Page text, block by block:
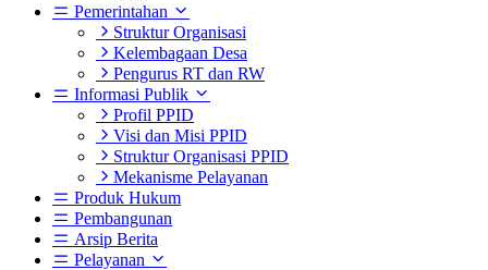
Pemerintahan
Struktur Organisasi
Kelembagaan Desa
Pengurus RT dan RW
Informasi Publik
Profil PPID
Visi dan Misi PPID
Struktur Organisasi PPID
Mekanisme Pelayanan
Produk Hukum
Pembangunan
Arsip Berita
Pelayanan